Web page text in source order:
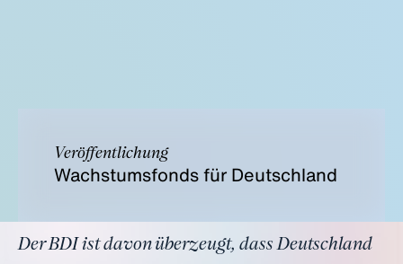
Veröffentlichung
Wachstumsfonds für Deutschland
Der BDI ist davon überzeugt, dass Deutschland